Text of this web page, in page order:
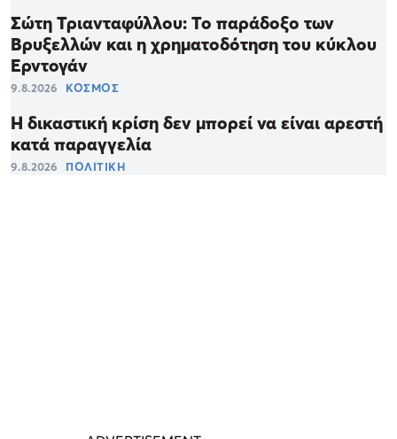
Σώτη Τριανταφύλλου: Το παράδοξο των
Βρυξελλών και η χρηματοδότηση του κύκλου
Ερντογάν
9.8.2026 ΚΟΣΜΟΣ
Η δικαστική κρίση δεν μπορεί να είναι αρεστή
κατά παραγγελία
9.8.2026 ΠΟΛΙΤΙΚΗ